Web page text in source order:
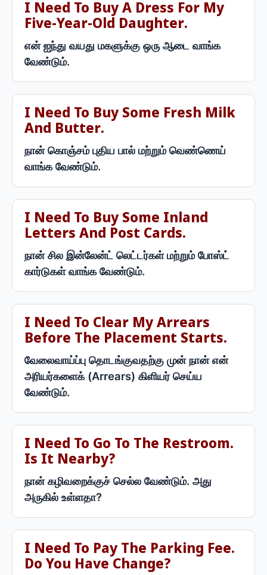
I Need To Buy A Dress For My
Five-Year-Old Daughter.
என் ஐந்து வயது மகளுக்கு ஒரு ஆடை வாங்க
வேண்டும்.
I Need To Buy Some Fresh Milk
And Butter.
நான் கொஞ்சம் புதிய பால் மற்றும் வெண்ணெய்
வாங்க வேண்டும்.
I Need To Buy Some Inland
Letters And Post Cards.
நான் சில இன்லேன்ட் லெட்டர்கள் மற்றும் போஸ்ட்
கார்டுகள் வாங்க வேண்டும்.
I Need To Clear My Arrears
Before The Placement Starts.
வேலைவாய்ப்பு தொடங்குவதற்கு முன் நான் என்
அரியர்களைக் (Arrears) கிளியர் செய்ய
வேண்டும்.
I Need To Go To The Restroom.
Is It Nearby?
நான் கழிவறைக்குச் செல்ல வேண்டும். அது
அருகில் உள்ளதா?
I Need To Pay The Parking Fee.
Do You Have Change?